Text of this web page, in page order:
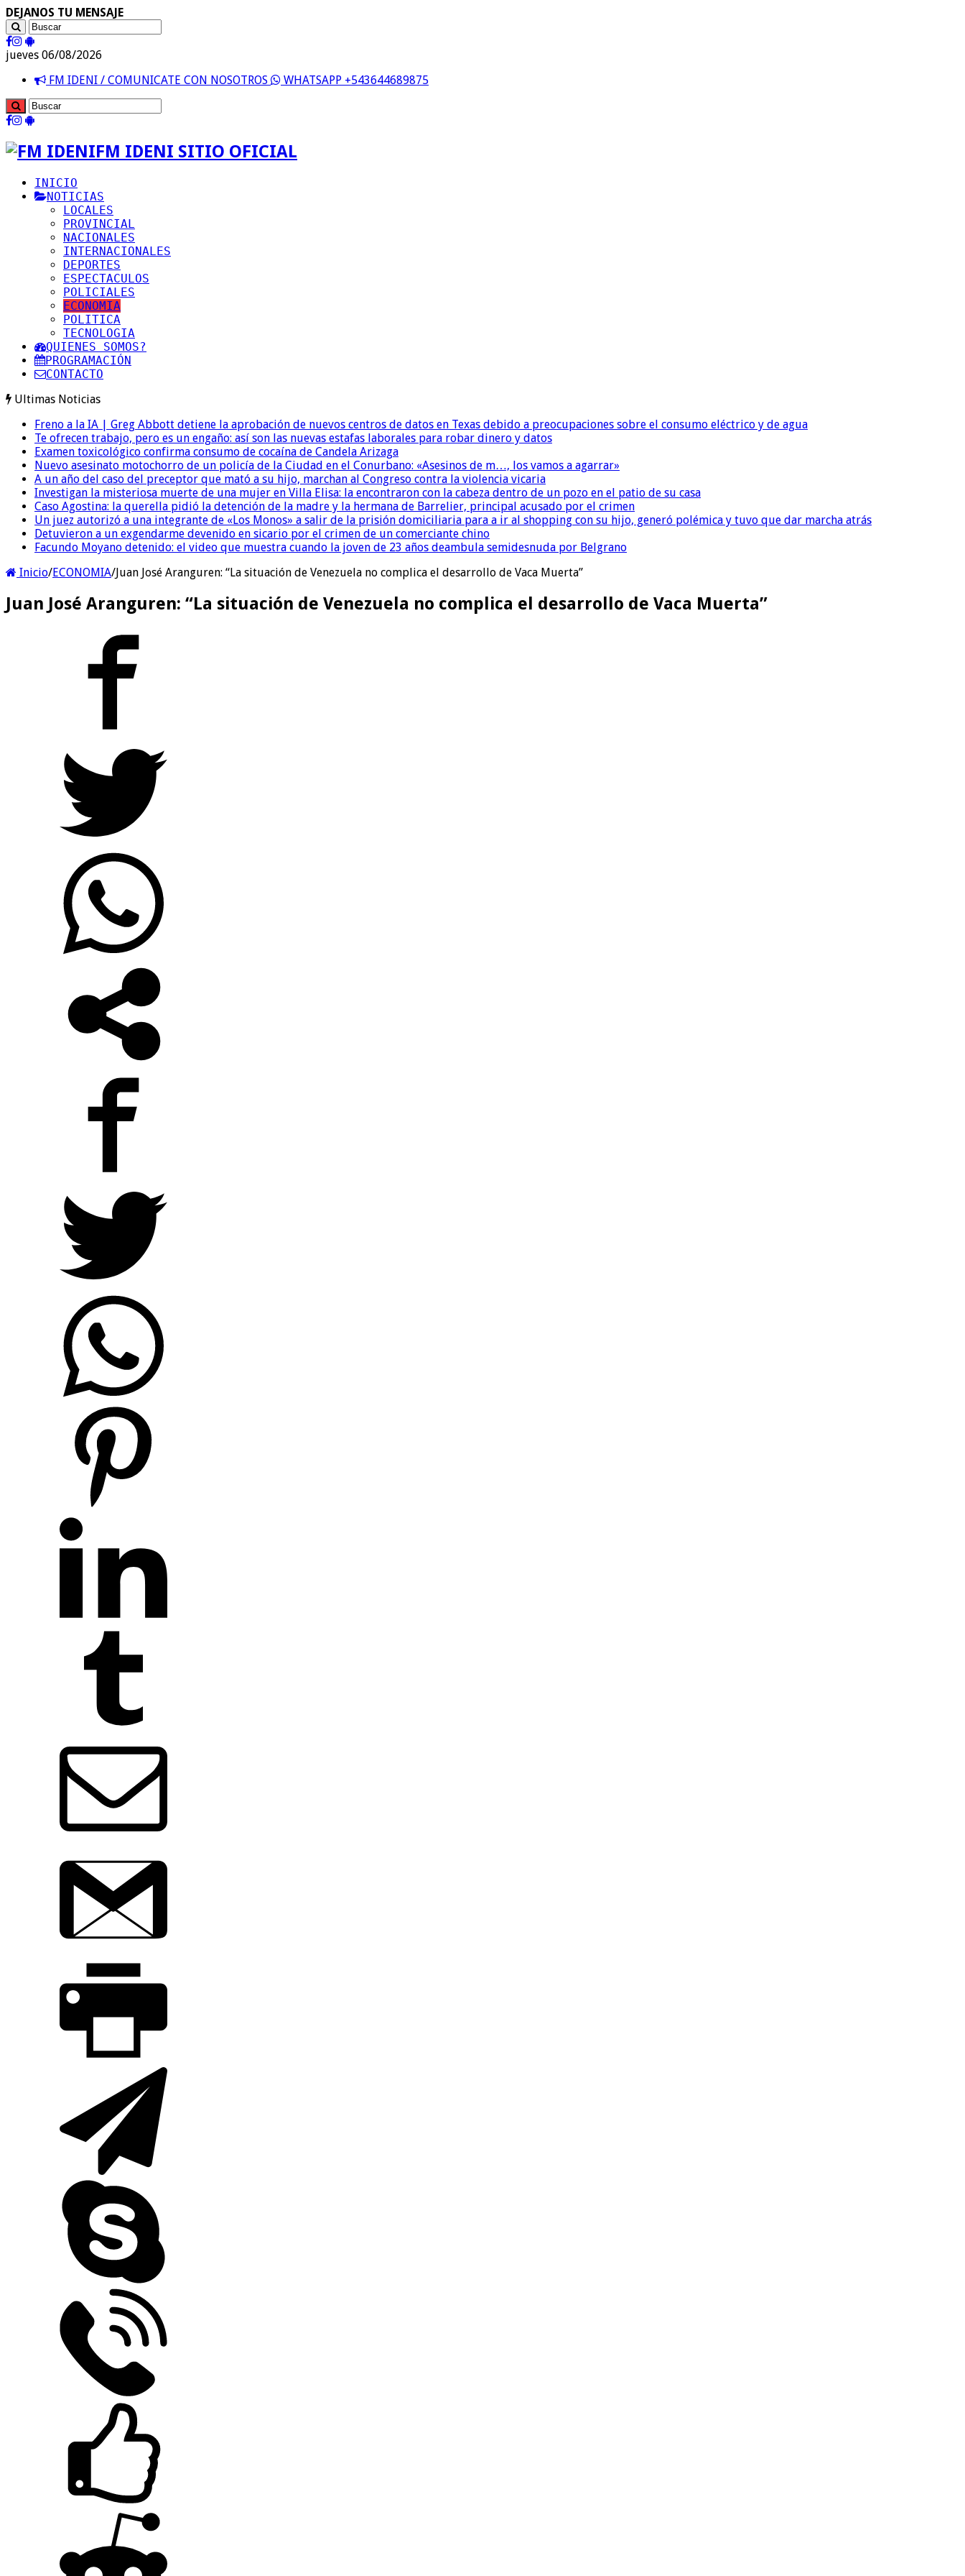
DEJANOS TU MENSAJE
jueves 06/08/2026
FM IDENI / COMUNICATE CON NOSOTROS
WHATSAPP +543644689875
FM IDENI SITIO OFICIAL
INICIO
NOTICIAS
LOCALES
PROVINCIAL
NACIONALES
INTERNACIONALES
DEPORTES
ESPECTACULOS
POLICIALES
ECONOMIA
POLITICA
TECNOLOGIA
QUIENES SOMOS?
PROGRAMACIÓN
CONTACTO
Ultimas Noticias
Freno a la IA | Greg Abbott detiene la aprobación de nuevos centros de datos en Texas debido a preocupaciones sobre el consumo eléctrico y de agua
Te ofrecen trabajo, pero es un engaño: así son las nuevas estafas laborales para robar dinero y datos
Examen toxicológico confirma consumo de cocaína de Candela Arizaga
Nuevo asesinato motochorro de un policía de la Ciudad en el Conurbano: «Asesinos de m…, los vamos a agarrar»
A un año del caso del preceptor que mató a su hijo, marchan al Congreso contra la violencia vicaria
Investigan la misteriosa muerte de una mujer en Villa Elisa: la encontraron con la cabeza dentro de un pozo en el patio de su casa
Caso Agostina: la querella pidió la detención de la madre y la hermana de Barrelier, principal acusado por el crimen
Un juez autorizó a una integrante de «Los Monos» a salir de la prisión domiciliaria para a ir al shopping con su hijo, generó polémica y tuvo que dar marcha atrás
Detuvieron a un exgendarme devenido en sicario por el crimen de un comerciante chino
Facundo Moyano detenido: el video que muestra cuando la joven de 23 años deambula semidesnuda por Belgrano
Inicio/ECONOMIA/Juan José Aranguren: “La situación de Venezuela no complica el desarrollo de Vaca Muerta”
Juan José Aranguren: “La situación de Venezuela no complica el desarrollo de Vaca Muerta”